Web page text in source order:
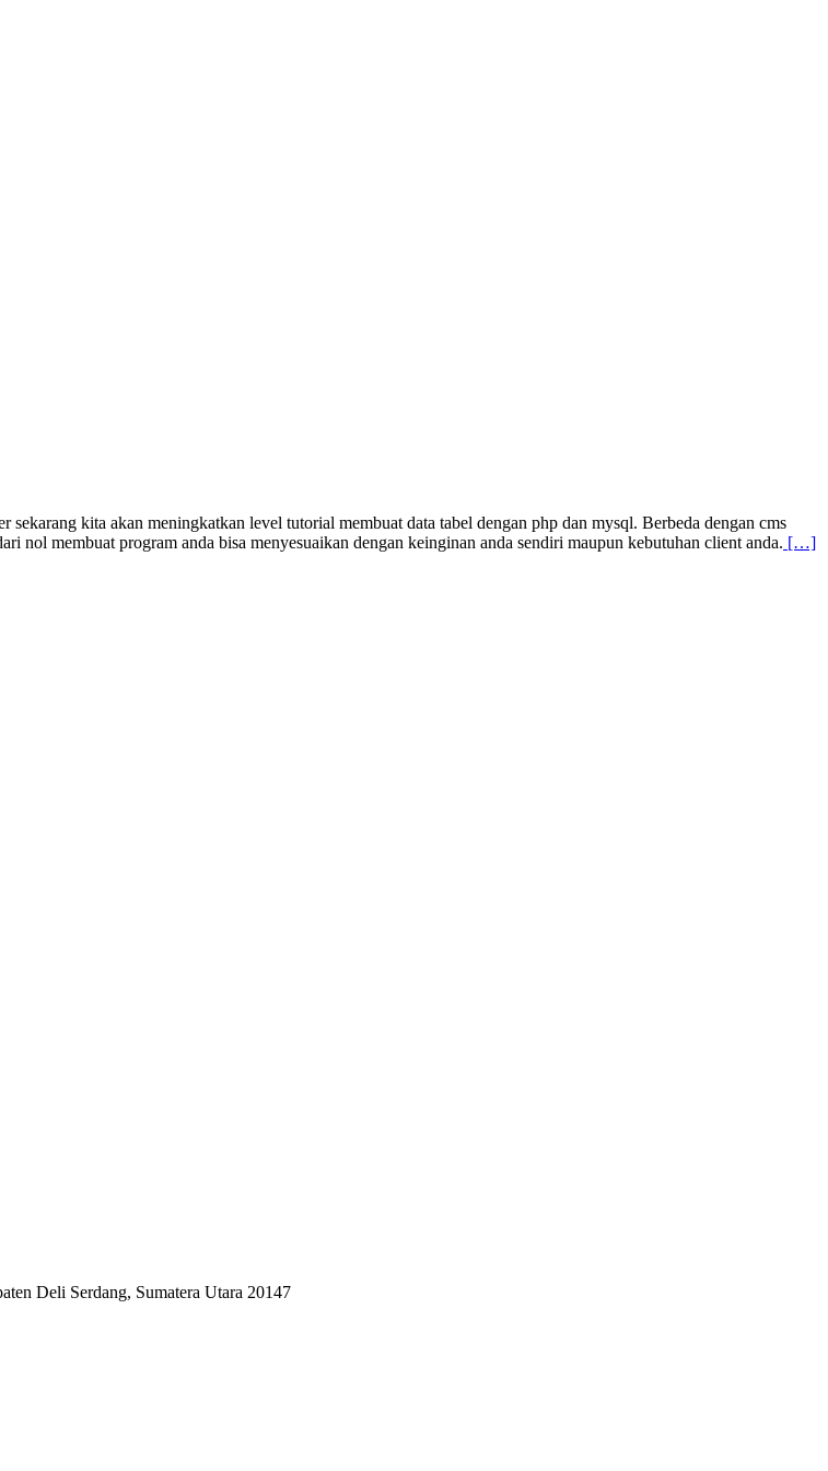
kita akan meningkatkan level tutorial membuat data tabel dengan php dan mysql. Berbeda dengan cms
nol membuat program anda bisa menyesuaikan dengan keinginan anda sendiri maupun kebutuhan client anda. […]
Deli Serdang, Sumatera Utara 20147